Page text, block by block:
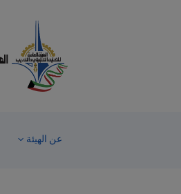
عن الهيئة